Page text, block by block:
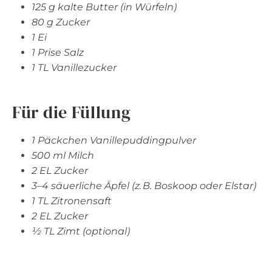
125 g kalte Butter (in Würfeln)
80 g Zucker
1 Ei
1 Prise Salz
1 TL Vanillezucker
Für die Füllung
1 Päckchen Vanillepuddingpulver
500 ml Milch
2 EL Zucker
3–4 säuerliche Äpfel (z. B. Boskoop oder Elstar)
1 TL Zitronensaft
2 EL Zucker
½ TL Zimt (optional)